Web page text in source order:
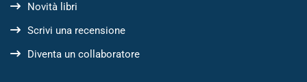
Novità libri
Scrivi una recensione
Diventa un collaboratore